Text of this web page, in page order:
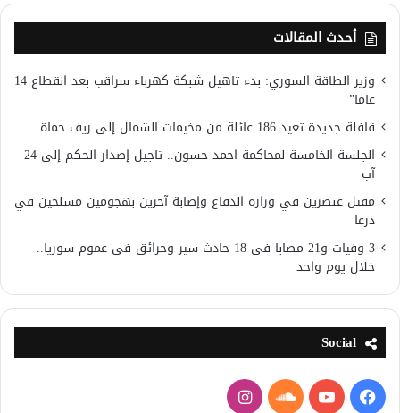
أحدث المقالات
وزير الطاقة السوري: بدء تاهيل شبكة كهرباء سراقب بعد انقطاع 14
عاما”
قافلة جديدة تعيد 186 عائلة من مخيمات الشمال إلى ريف حماة
الجلسة الخامسة لمحاكمة احمد حسون.. تاجيل إصدار الحكم إلى 24
آب
مقتل عنصرين في وزارة الدفاع وإصابة آخرين بهجومين مسلحين في
درعا
3 وفيات و21 مصابا في 18 حادث سير وحرائق في عموم سوريا..
خلال يوم واحد
Social
فيسبوكيوتيوبساوندانستقرام